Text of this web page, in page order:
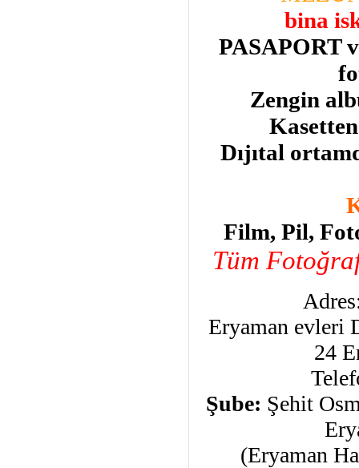
bina
PASAPORT
Zengin
Dıjıtal
Film, Pil,
Tüm
Eryaman evleri
24
Şube: Şehit
(Eryaman